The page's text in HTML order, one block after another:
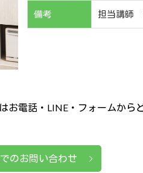
備考 担当講師
お電話・LINE・フォームから
のお問い合わせ